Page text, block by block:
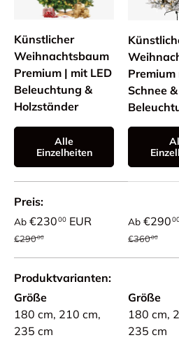
Künstlicher
Weihnachtsbaum
Premium | mit LED
Beleuchtung &
Holzständer
Alle
Einzelheiten
Premium
Schnee
Preis
Verkaufspreis
Ab €23000 EUR
Normaler Preis
€29000
Ab €290
Normaler
€36000
Produktvarianten
Größe
180 cm, 210 cm,
235 cm
Größe
180 cm,
235 cm